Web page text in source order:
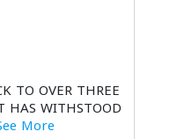
TO OVER THREE
HAS WITHSTOOD
More